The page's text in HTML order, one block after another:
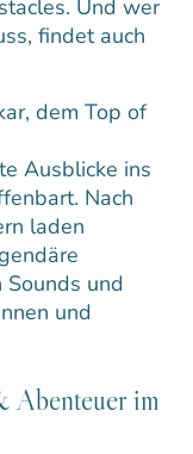
Und wer
findet auch
dem Top of
Ausblicke ins
Nach
laden
und
und
Abenteuer im